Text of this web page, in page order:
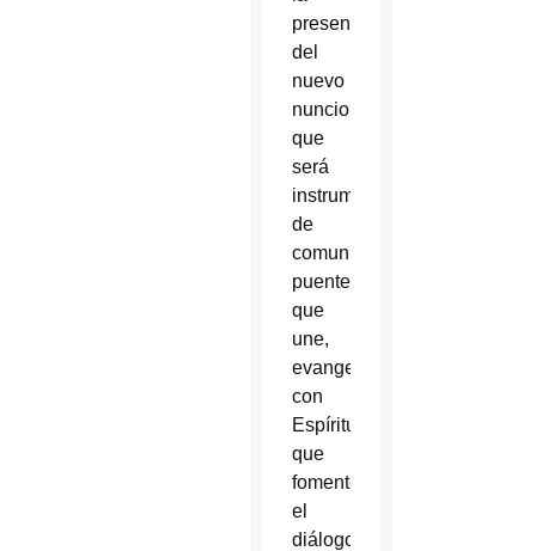
presencia
del
nuevo
nuncio
que
será
instrumento
de
comunión,
puente
que
une,
evangelizador
con
Espíritu
que
fomente
el
diálogo